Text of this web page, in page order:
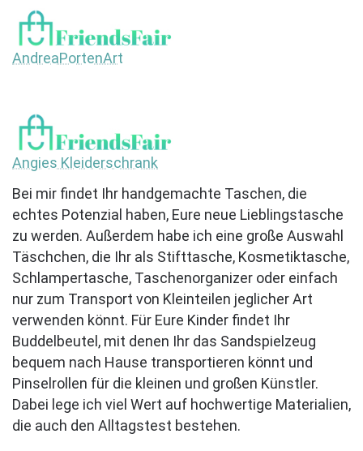
AndreaPortenArt
Angies Kleiderschrank
Bei mir findet Ihr handgemachte Taschen, die
echtes Potenzial haben, Eure neue Lieblingstasche
zu werden. Außerdem habe ich eine große Auswahl
Täschchen, die Ihr als Stifttasche, Kosmetiktasche,
Schlampertasche, Taschenorganizer oder einfach
nur zum Transport von Kleinteilen jeglicher Art
verwenden könnt. Für Eure Kinder findet Ihr
Buddelbeutel, mit denen Ihr das Sandspielzeug
bequem nach Hause transportieren könnt und
Pinselrollen für die kleinen und großen Künstler.
Dabei lege ich viel Wert auf hochwertige Materialien,
die auch den Alltagstest bestehen.